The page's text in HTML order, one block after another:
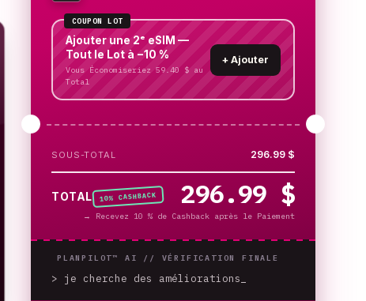
COUPON LOT
Ajouter une 2ᵉ eSIM —
Tout le Lot à −10 %
Vous Économiseriez 59.40 $ au
Total
+ Ajouter
SOUS-TOTAL 296.99 $
TOTAL 10% CASHBACK 296.99 $
→ Recevez 10 % de Cashback après le Paiement
PLANPILOT™ AI // VÉRIFICATION FINALE
> je cherche des améliorations